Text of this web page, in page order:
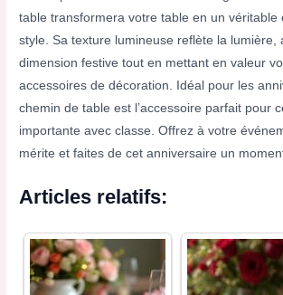
table transformera votre table en un véritable
style. Sa texture lumineuse reflète la lumière,
dimension festive tout en mettant en valeur
accessoires de décoration. Idéal pour les
chemin de table est l’accessoire parfait pour
importante avec classe. Offrez à votre
mérite et faites de cet anniversaire un
Articles relatifs: